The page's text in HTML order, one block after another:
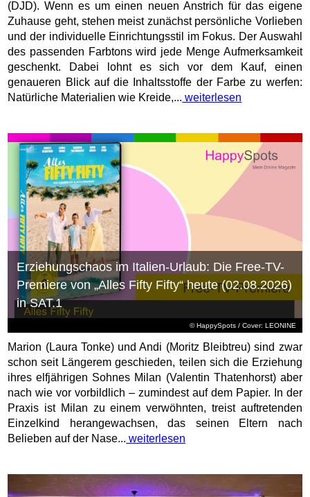
(DJD). Wenn es um einen neuen Anstrich für das eigene
Zuhause geht, stehen meist zunächst persönliche Vorlieben
und der individuelle Einrichtungsstil im Fokus. Der Auswahl
des passenden Farbtons wird jede Menge Aufmerksamkeit
geschenkt. Dabei lohnt es sich vor dem Kauf, einen
genaueren Blick auf die Inhaltsstoffe der Farbe zu werfen:
Natürliche Materialien wie Kreide,... weiterlesen
© HappySpots / Cover: LEONINE
Erziehungschaos im Italien-Urlaub: Die Free-TV-
Premiere von „Alles Fifty Fifty“ heute (02.08.2026)
in SAT.1
Marion (Laura Tonke) und Andi (Moritz Bleibtreu) sind zwar
schon seit Längerem geschieden, teilen sich die Erziehung
ihres elfjährigen Sohnes Milan (Valentin Thatenhorst) aber
nach wie vor vorbildlich – zumindest auf dem Papier. In der
Praxis ist Milan zu einem verwöhnten, treist auftretenden
Einzelkind herangewachsen, das seinen Eltern nach
Belieben auf der Nase... weiterlesen